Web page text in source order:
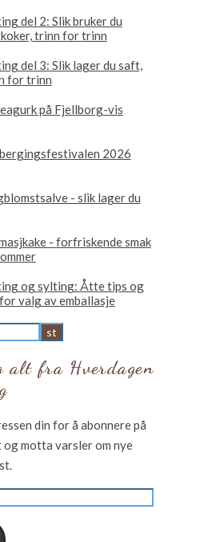
del 2: Slik bruker du
trinn for trinn
del 3: Slik lager du saft,
for trinn
på Fjellborg-vis
2026
- slik lager du
- forfriskende smak
og sylting: Åtte tips og
valg av emballasje
alt fra Hverdagen
din for å abonnere på
motta varsler om nye